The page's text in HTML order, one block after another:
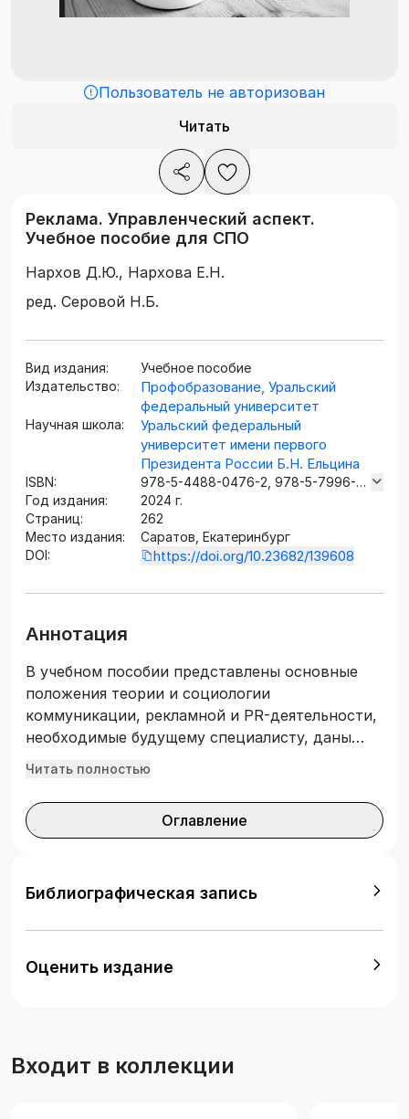
Пользователь не авторизован
Читать
Реклама. Управленческий аспект.
Учебное пособие для СПО
Нархов Д.Ю., Нархова Е.Н.
ред. Серовой Н.Б.
Вид издания:
Учебное пособие
Издательство:
Профобразование, Уральский
федеральный университет
Научная школа:
Уральский федеральный
университет имени первого
Президента России Б.Н. Ельцина
ISBN:
978-5-4488-0476-2, 978-5-7996-
2838-3
Год издания:
2024 г.
Страниц:
262
Место издания:
Саратов, Екатеринбург
DOI:
https://doi.org/10.23682/139608
Аннотация
В учебном пособии представлены основные
положения теории и социологии
коммуникации, рекламной и PR-деятельности,
необходимые будущему специалисту, даны
технологии организации рекламной и PR-
каждая тема снабжена вопросами для
обсуждения. Учебное пособие предназначено
деятельности» по укрупненным группам
образования «Экономика и управление»,
«Средства массовой информации и
информационно-библиотечное дело».
Читать полностью
Оглавление
Библиографическая запись
Оценить издание
Входит в коллекции